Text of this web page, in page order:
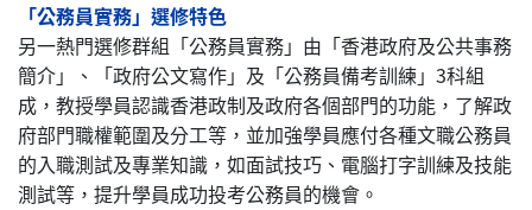
「公務員實務」選修特色
另一熱門選修群組「公務員實務」由「香港政府及公共事務
簡介」、「政府公文寫作」及「公務員備考訓練」3科組
成，教授學員認識香港政制及政府各個部門的功能，了解政
府部門職權範圍及分工等，並加強學員應付各種文職公務員
的入職測試及專業知識，如面試技巧、電腦打字訓練及技能
測試等，提升學員成功投考公務員的機會。